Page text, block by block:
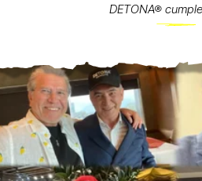
DETONA®